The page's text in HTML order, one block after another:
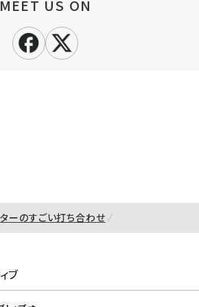
MEET US ON
ターのすごい打ち合わせ
ブ